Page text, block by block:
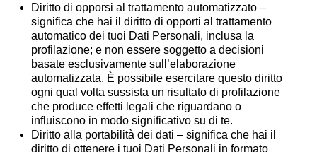
Diritto di opporsi al trattamento automatizzato –
significa che hai il diritto di opporti al trattamento
automatico dei tuoi Dati Personali, inclusa la
profilazione; e non essere soggetto a decisioni
basate esclusivamente sull’elaborazione
automatizzata. È possibile esercitare questo diritto
ogni qual volta sussista un risultato di profilazione
che produce effetti legali che riguardano o
influiscono in modo significativo su di te.
Diritto alla portabilità dei dati – significa che hai il
diritto di ottenere i tuoi Dati Personali in formato